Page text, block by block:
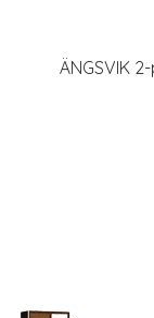
ÄNGSVIK